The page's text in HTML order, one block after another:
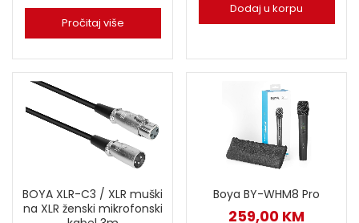
Pročitaj više
Dodaj u korpu
BOYA XLR-C3 / XLR muški
na XLR ženski mikrofonski
Boya BY-WHM8 Pro
259,00 KM